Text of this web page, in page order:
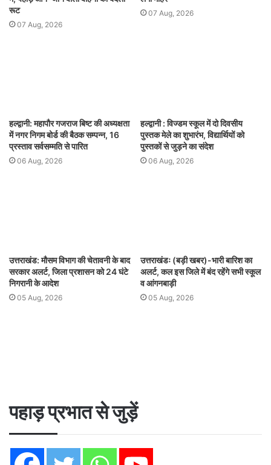
रूट
07 Aug, 2026
07 Aug, 2026
हल्द्वानी: महापौर गजराज बिष्ट की अध्यक्षता
में नगर निगम बोर्ड की बैठक सम्पन्न, 16
प्रस्ताव सर्वसम्मति से पारित
06 Aug, 2026
हल्द्वानी : विज्डम स्कूल में दो दिवसीय
पुस्तक मेले का शुभारंभ, विद्यार्थियों को
पुस्तकों से जुड़ने का संदेश
06 Aug, 2026
उत्तराखंड: मौसम विभाग की चेतावनी के बाद
सरकार अलर्ट, जिला प्रशासन को 24 घंटे
निगरानी के आदेश
05 Aug, 2026
उत्तराखंडः (बड़ी खबर)-भारी बारिश का
अलर्ट, कल इस जिले में बंद रहेंगे सभी स्कूल
व आंगनबाड़ी
05 Aug, 2026
पहाड़ प्रभात से जुड़ें